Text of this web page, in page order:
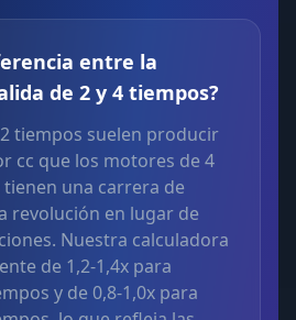
entre la
de 2 y 4 tiempos?
tiempos suelen producir
cc que los motores de 4
una carrera de
revolución en lugar de
Nuestra calculadora
de 1,2-1,4x para
y de 0,8-1,0x para